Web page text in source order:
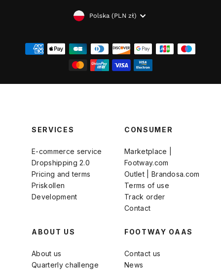
WALUTA
Polska (PLN zł)
SERVICES
E-commerce service
Dropshipping 2.0
Pricing and terms
Priskollen
Development
CONSUMER
Marketplace |
Footway.com
Outlet | Brandosa.com
Terms of use
Track order
Contact
ABOUT US
About us
Quarterly challenge
FOOTWAY OAAS
Contact us
News